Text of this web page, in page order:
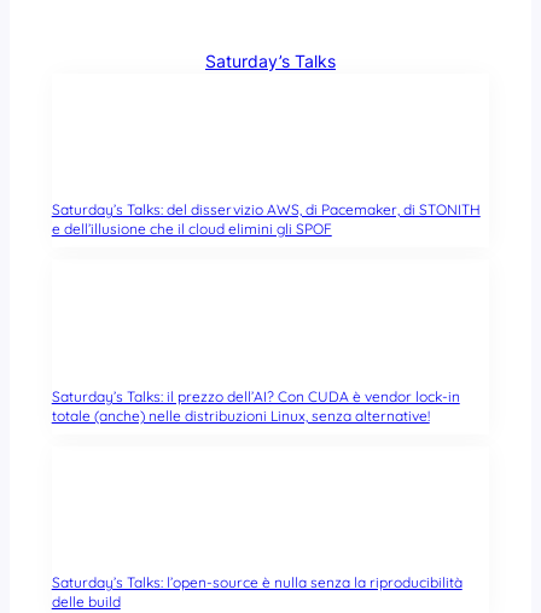
Saturday’s Talks
Saturday’s Talks: del disservizio AWS, di Pacemaker, di STONITH
e dell’illusione che il cloud elimini gli SPOF
Saturday’s Talks: il prezzo dell’AI? Con CUDA è vendor lock-in
totale (anche) nelle distribuzioni Linux, senza alternative!
Saturday’s Talks: l’open-source è nulla senza la riproducibilità
delle build